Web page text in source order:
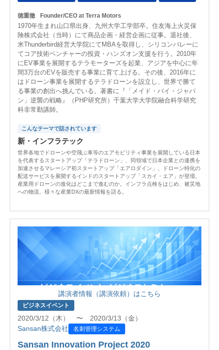
徳重徹 Founder/CEO at Terra Motors
1970年生まれ山口県出身、九州大学工学部卒。住友海上火災保
険株式会社（当時）にて商品企画・経営企画に従事。退社後、
米Thunderbird経営大学院にてMBAを取得し、シリコンバレーに
てコア技術ベンチャーの投資・ハンズオン支援を行う。2010年
にEV事業を展開するテラモーターズを起業、アジアを中心に年
間3万台のEVを販売する事業に育て上げる。その後、2016年に
はドローン事業を展開するテラドローンを設立し、世界で勝て
る事業の創出へ挑んでいる。著書に『「メイド・バイ・ジャパ
ン」逆襲の戦略』（PHP研究所）千葉大学大学院融合科学研究
科非常勤講師。
こんなテーマで話されています
新・インフラテック
世界各地でドローンや空飛ぶ車等のエアモビリティ事業を展開している日本
を代表するスタートアップ「テラドローン」、同領域で日本企業との連携を
加速させるマレーシア初スタートアップ「エアロダイン」、ドローン特化の
配送サービスを展開するインドのスタートアップ「スカイ・エア」が登壇。
産業用ドローンの進化はどこまで進むのか。インフラ点検をはじめ、被災地
への物流、様々な産業DXの最新情報を語る。
講演者情報（講演依頼）はこちら
ビジネスイベント
2020/3/12（木） 〜 2020/3/13（金）
Sansan株式会社
名刺管理システム
Sansan Innovation Project 2020